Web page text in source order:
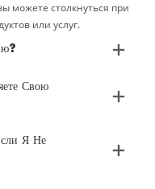
можете столкнуться при
или услуг.
Свою
Я Не